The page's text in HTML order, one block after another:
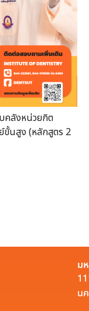
คลังหน่วยกิต
นสูง (หลักสูตร 2
ม
น